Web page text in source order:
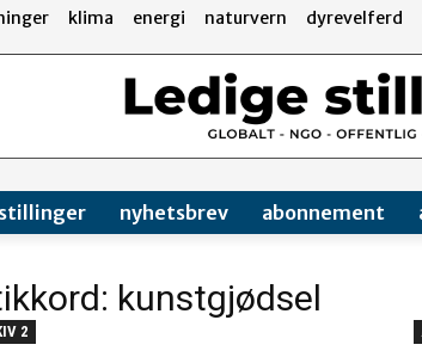
klima energi naturvern dyrevelferd
stillinger nyhetsbrev abonnement
kunstgjødsel
2